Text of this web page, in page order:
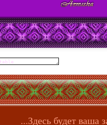
...Здесь будет ваша